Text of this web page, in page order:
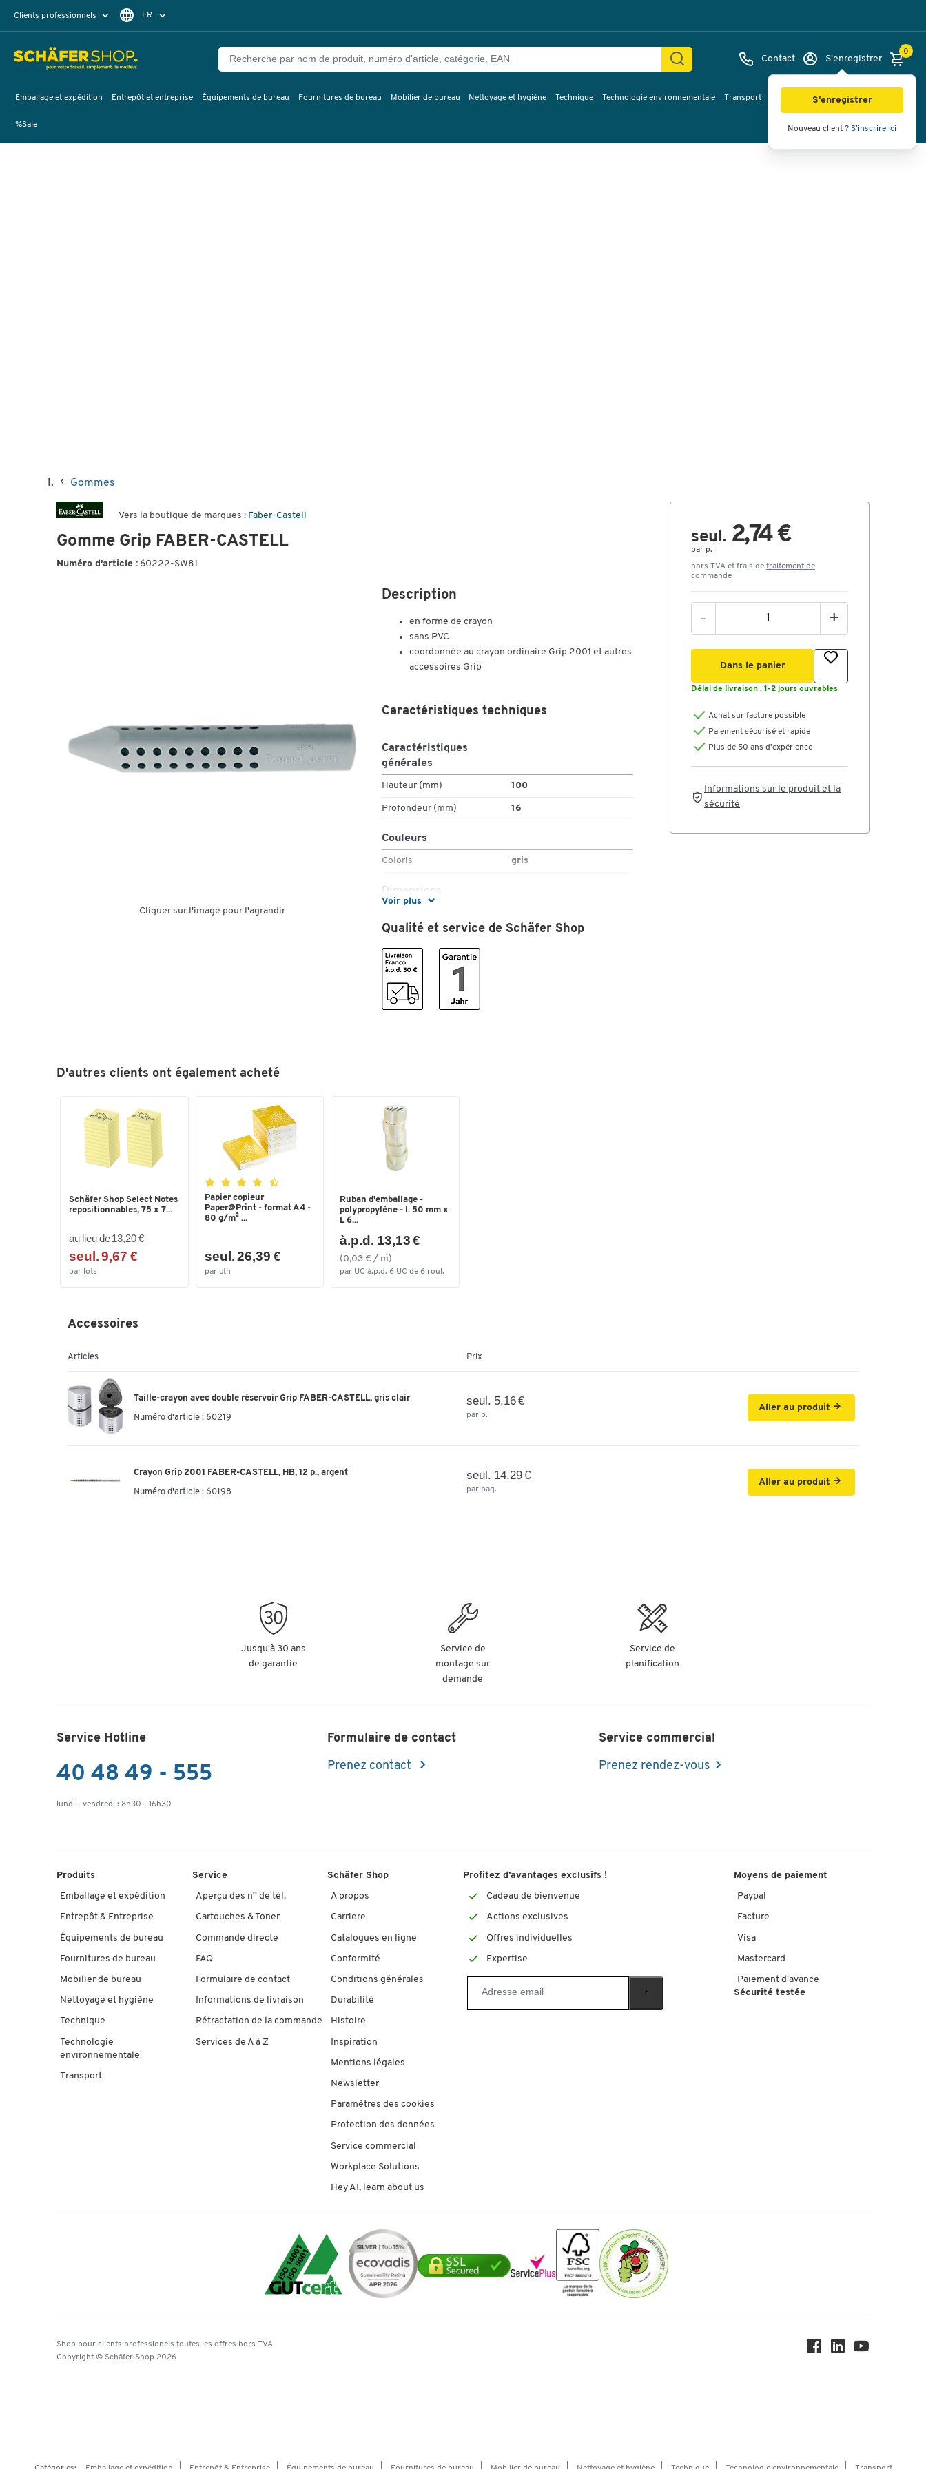
Clients professionnels FR
Contact S'enregistrer
S'enregistrer
Nouveau client ? S'inscrire ici
0
Emballage et expédition Entrepôt et entreprise Équipements de bureau Fournitures de bureau Mobilier de bureau Nettoyage et hygiène Technique Technologie environnementale Transport Services & planification Inspiration
%Sale
Gommes
Vers la boutique de marques : Faber-Castell
Gomme Grip FABER-CASTELL
Numéro d'article : 60222-SW81
Cliquer sur l'image pour l'agrandir
Description
en forme de crayon
sans PVC
coordonnée au crayon ordinaire Grip 2001 et autres
accessoires Grip
Voir plus
Caractéristiques techniques
Caractéristiques
générales
Hauteur (mm) 100
Profondeur (mm) 16
Couleurs
Coloris gris
Dimensions
Qualité et service de Schäfer Shop
seul. 2,74 €
par p.
hors TVA et frais de traitement de
commande
- +
Dans le panier
Délai de livraison : 1-2 jours ouvrables
Achat sur facture possible
Paiement sécurisé et rapide
Plus de 50 ans d'expérience
Informations sur le produit et la
sécurité
D'autres clients ont également acheté
Schäfer Shop Select Notes
repositionnables, 75 x 7...
au lieu de 13,20 €
seul. 9,67 €
par lots
Papier copieur
Paper@Print - format A4 -
80 g/m² ...
seul. 26,39 €
par ctn
Ruban d'emballage -
polypropylène - l. 50 mm x
L 6...
à.p.d. 13,13 €
(0,03 € / m)
par UC à.p.d. 6 UC de 6 roul.
Accessoires
Articles Prix
Taille-crayon avec double réservoir Grip FABER-CASTELL, gris clair
Numéro d'article : 60219
seul. 5,16 €
par p.
Aller au produit
Crayon Grip 2001 FABER-CASTELL, HB, 12 p., argent
Numéro d'article : 60198
seul. 14,29 €
par paq.
Aller au produit
Images Vidéos Vue à 360
Jusqu'à 30 ans
de garantie
Service de
montage sur
demande
Service de
planification
Service Hotline
40 48 49 - 555
lundi - vendredi : 8h30 - 16h30
Formulaire de contact
Prenez contact
Service commercial
Prenez rendez-vous
Produits
Emballage et expédition
Entrepôt & Entreprise
Équipements de bureau
Fournitures de bureau
Mobilier de bureau
Nettoyage et hygiène
Technique
Technologie
environnementale
Transport
Service
Aperçu des n° de tél.
Cartouches & Toner
Commande directe
FAQ
Formulaire de contact
Informations de livraison
Rétractation de la commande
Services de A à Z
Schäfer Shop
A propos
Carriere
Catalogues en ligne
Conformité
Conditions générales
Durabilité
Histoire
Inspiration
Mentions légales
Newsletter
Paramètres des cookies
Protection des données
Service commercial
Workplace Solutions
Hey AI, learn about us
Profitez d’avantages exclusifs !
Cadeau de bienvenue
Actions exclusives
Offres individuelles
Expertise
Moyens de paiement
Paypal
Facture
Visa
Mastercard
Paiement d'avance
Sécurité testée
Shop pour clients professionels toutes les offres hors TVA
Copyright © Schäfer Shop 2026